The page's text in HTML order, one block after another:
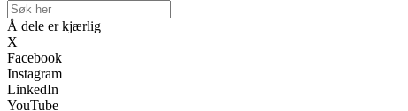
Å dele er kjærlig
X
Facebook
Instagram
LinkedIn
YouTube